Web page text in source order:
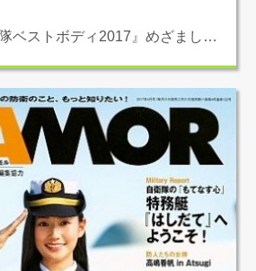
ベストボディ2017』めざまし…